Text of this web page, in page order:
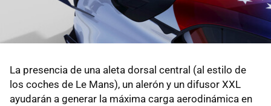
La presencia de una aleta dorsal central (al estilo de
los coches de Le Mans), un alerón y un difusor XXL
ayudarán a generar la máxima carga aerodinámica en